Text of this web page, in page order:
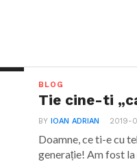
BLOG
Tie cine-ti
BYIOAN ADRIAN 2019-
Doamne, ce ti-e cu
generație! Am fost